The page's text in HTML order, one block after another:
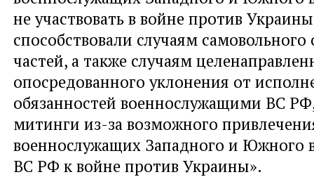
не участвовать в войне против
способствовали случаям самовольного
частей, а также случаям
опосредованного уклонения от
обязанностей военнослужащими ВС
митинги из-за возможного
военнослужащих Западного и Южного
ВС РФ к войне против Украины».